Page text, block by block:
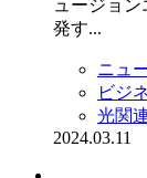
ュージョ
発す...
ニュ
ビジ
光関
2024.03.11